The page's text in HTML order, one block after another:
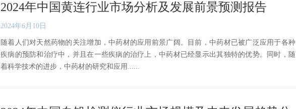
2024年中国黄连行业市场分析及发展前景预测报告
2024年6月10日
随着人们对天然药物的关注增加，中药材的应用前景广阔。目前，中药材已被广泛应用于各种
疾病的预防和治疗中，并且在一些疾病的治疗上，中药材已经显示出其独特的优势。同时，随
着科学技术的进步，中药材的研究和应用......